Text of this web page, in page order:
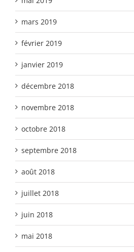
mars 2019
février 2019
janvier 2019
décembre 2018
novembre 2018
octobre 2018
septembre 2018
août 2018
juillet 2018
juin 2018
mai 2018